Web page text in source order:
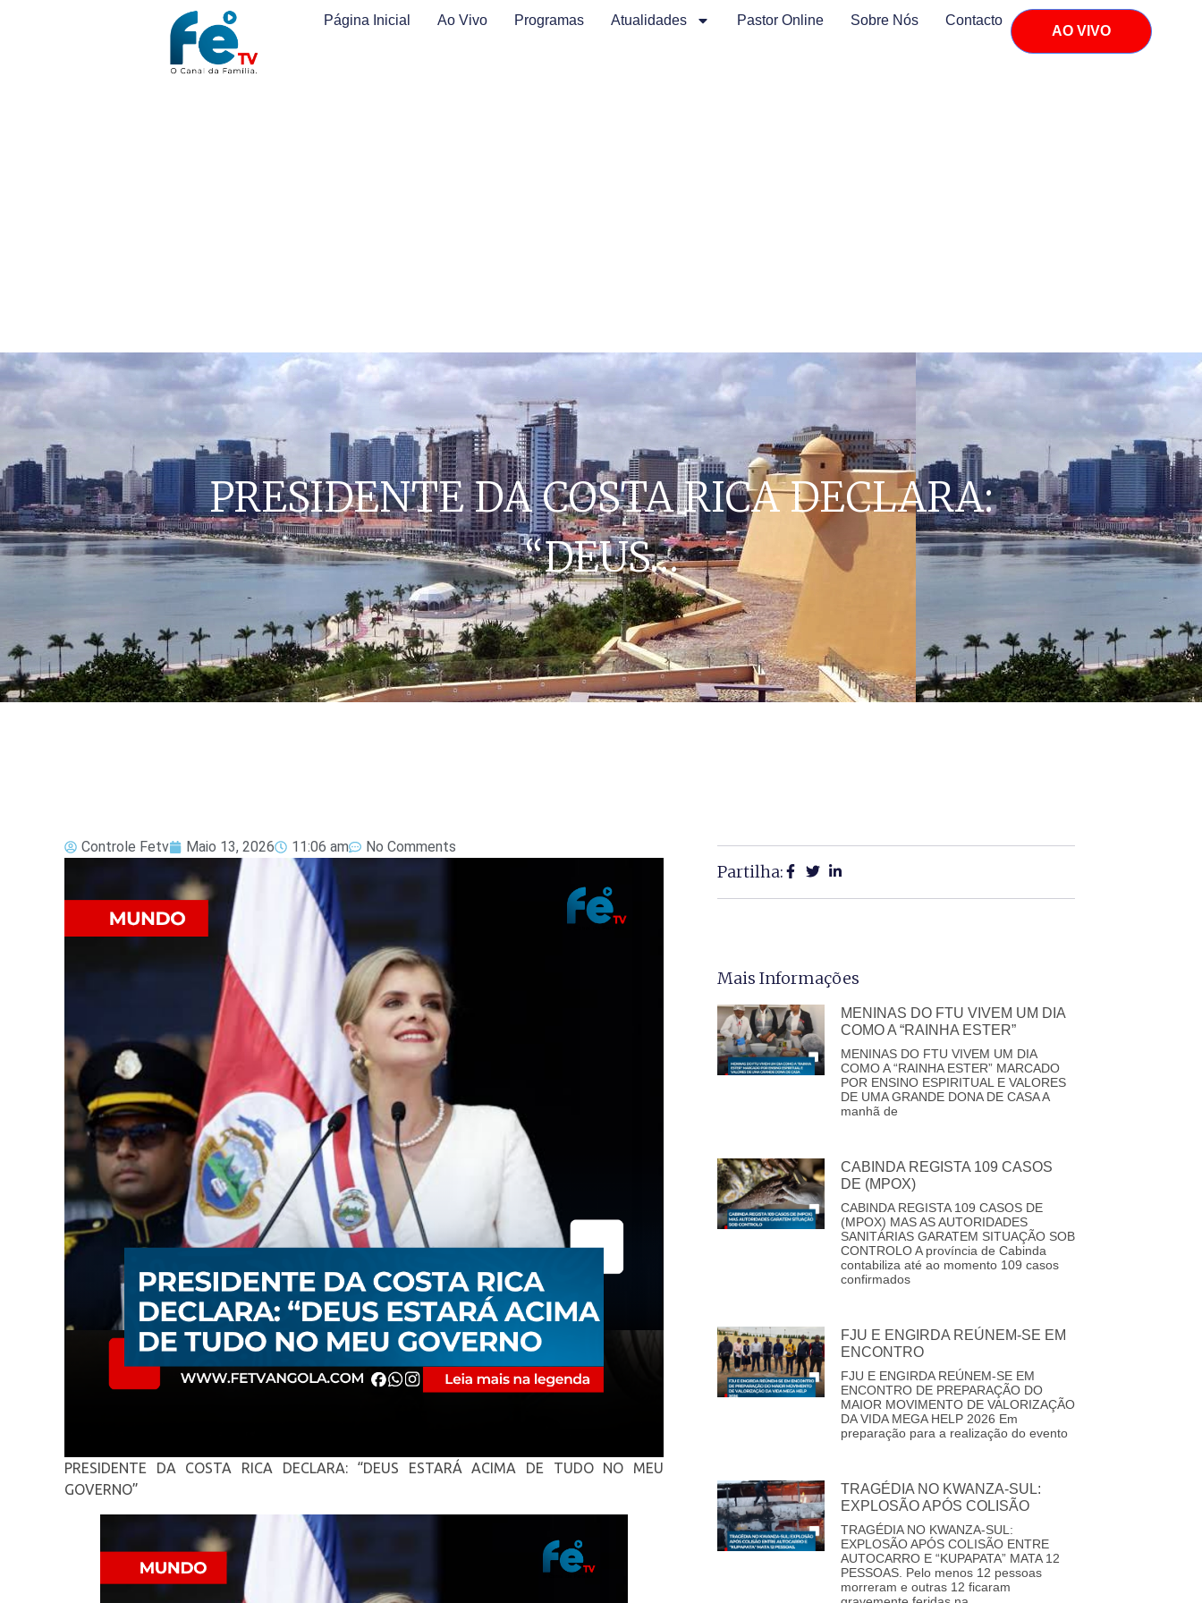
Página Inicial Ao Vivo Programas Atualidades Pastor Online Sobre Nós Contacto
AO VIVO
PRESIDENTE DA COSTA RICA DECLARA:
“DEUS…
Controle Fetv Maio 13, 2026 11:06 am No Comments
PRESIDENTE DA COSTA RICA DECLARA: “DEUS ESTARÁ ACIMA DE TUDO NO MEU
GOVERNO”
Partilha:
Mais Informações
MENINAS DO FTU VIVEM UM DIA
COMO A “RAINHA ESTER”
MENINAS DO FTU VIVEM UM DIA
COMO A “RAINHA ESTER” MARCADO
POR ENSINO ESPIRITUAL E VALORES
DE UMA GRANDE DONA DE CASA A
manhã de
CABINDA REGISTA 109 CASOS
DE (MPOX)
CABINDA REGISTA 109 CASOS DE
(MPOX) MAS AS AUTORIDADES
SANITÁRIAS GARATEM SITUAÇÃO SOB
CONTROLO A província de Cabinda
contabiliza até ao momento 109 casos
confirmados
FJU E ENGIRDA REÚNEM-SE EM
ENCONTRO
FJU E ENGIRDA REÚNEM-SE EM
ENCONTRO DE PREPARAÇÃO DO
MAIOR MOVIMENTO DE VALORIZAÇÃO
DA VIDA MEGA HELP 2026 Em
preparação para a realização do evento
TRAGÉDIA NO KWANZA-SUL:
EXPLOSÃO APÓS COLISÃO
TRAGÉDIA NO KWANZA-SUL:
EXPLOSÃO APÓS COLISÃO ENTRE
AUTOCARRO E “KUPAPATA” MATA 12
PESSOAS. Pelo menos 12 pessoas
morreram e outras 12 ficaram